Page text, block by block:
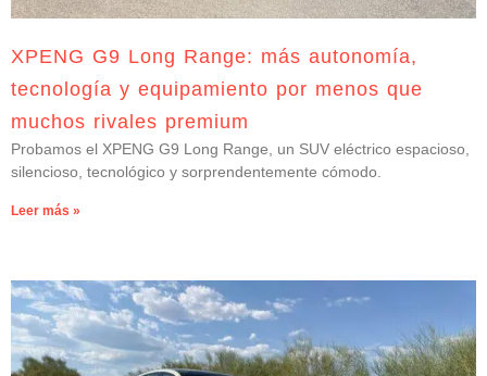
XPENG G9 Long Range: más autonomía,
tecnología y equipamiento por menos que
muchos rivales premium
Probamos el XPENG G9 Long Range, un SUV eléctrico espacioso,
silencioso, tecnológico y sorprendentemente cómodo.
Leer más »